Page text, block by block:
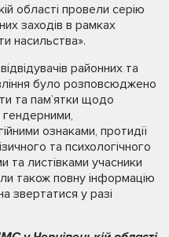
області провели серію
заходів в рамках
насильства».
районних та
було розповсюджено
та пам’ятки щодо
гендерними,
ознаками, протидії
та психологічного
та листівками учасники
також повну інформацію
звертатися у разі